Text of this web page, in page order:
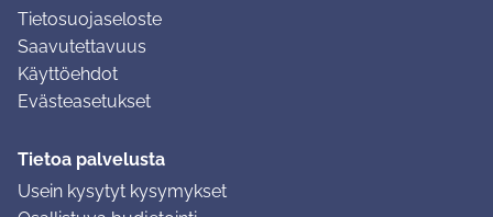
Tietosuojaseloste
Saavutettavuus
Käyttöehdot
Evästeasetukset
Tietoa palvelusta
Usein kysytyt kysymykset